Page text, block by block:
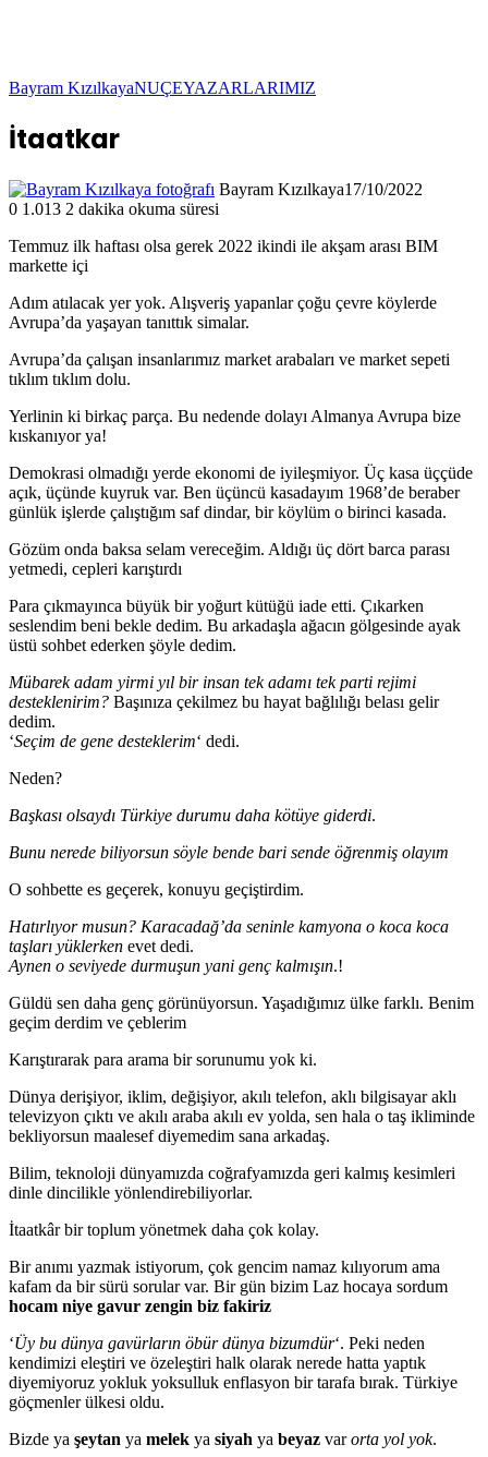
Bayram KızılkayaNUÇEYAZARLARIMIZ
İtaatkar
Bayram Kızılkaya17/10/2022
0 1.013 2 dakika okuma süresi
Temmuz ilk haftası olsa gerek 2022 ikindi ile akşam arası BIM
markette içi
Adım atılacak yer yok. Alışveriş yapanlar çoğu çevre köylerde
Avrupa’da yaşayan tanıttık simalar.
Avrupa’da çalışan insanlarımız market arabaları ve market sepeti
tıklım tıklım dolu.
Yerlinin ki birkaç parça. Bu nedende dolayı Almanya Avrupa bize
kıskanıyor ya!
Demokrasi olmadığı yerde ekonomi de iyileşmiyor. Üç kasa üççüde
açık, üçünde kuyruk var. Ben üçüncü kasadayım 1968’de beraber
günlük işlerde çalıştığım saf dindar, bir köylüm o birinci kasada.
Gözüm onda baksa selam vereceğim. Aldığı üç dört barca parası
yetmedi, cepleri karıştırdı
Para çıkmayınca büyük bir yoğurt kütüğü iade etti. Çıkarken
seslendim beni bekle dedim. Bu arkadaşla ağacın gölgesinde ayak
üstü sohbet ederken şöyle dedim.
Mübarek adam yirmi yıl bir insan tek adamı tek parti rejimi
desteklenirim? Başınıza çekilmez bu hayat bağlılığı belası gelir
dedim.
‘Seçim de gene desteklerim‘ dedi.
Neden?
Başkası olsaydı Türkiye durumu daha kötüye giderdi.
Bunu nerede biliyorsun söyle bende bari sende öğrenmiş olayım
O sohbette es geçerek, konuyu geçiştirdim.
Hatırlıyor musun? Karacadağ’da seninle kamyona o koca koca
taşları yüklerken evet dedi.
Aynen o seviyede durmuşun yani genç kalmışın.!
Güldü sen daha genç görünüyorsun. Yaşadığımız ülke farklı. Benim
geçim derdim ve çeblerim
Karıştırarak para arama bir sorunumu yok ki.
Dünya derişiyor, iklim, değişiyor, akılı telefon, aklı bilgisayar aklı
televizyon çıktı ve akılı araba akılı ev yolda, sen hala o taş ikliminde
bekliyorsun maalesef diyemedim sana arkadaş.
Bilim, teknoloji dünyamızda coğrafyamızda geri kalmış kesimleri
dinle dincilikle yönlendirebiliyorlar.
İtaatkâr bir toplum yönetmek daha çok kolay.
Bir anımı yazmak istiyorum, çok gencim namaz kılıyorum ama
kafam da bir sürü sorular var. Bir gün bizim Laz hocaya sordum
hocam niye gavur zengin biz fakiriz
‘Üy bu dünya gavürların öbür dünya bizumdür‘. Peki neden
kendimizi eleştiri ve özeleştiri halk olarak nerede hatta yaptık
diyemiyoruz yokluk yoksulluk enflasyon bir tarafa bırak. Türkiye
göçmenler ülkesi oldu.
Bizde ya şeytan ya melek ya siyah ya beyaz varorta yol yok.